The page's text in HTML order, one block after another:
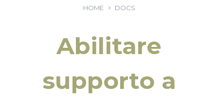
HOME DOCS
Abilitare
supporto a